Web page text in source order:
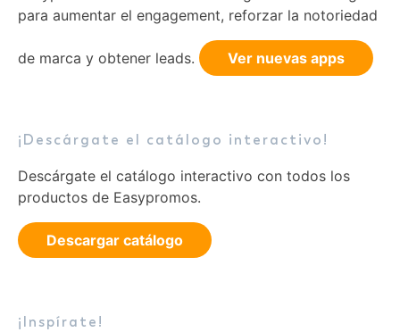
para aumentar el engagement, reforzar la notoriedad
de marca y obtener leads. Ver nuevas apps
¡Descárgate el catálogo interactivo!
Descárgate el catálogo interactivo con todos los
productos de Easypromos.
Descargar catálogo
¡Inspírate!